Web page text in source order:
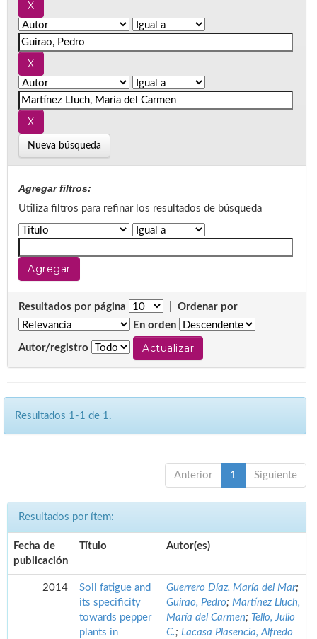
Nueva búsqueda
Agregar filtros:
Utiliza filtros para refinar los resultados de búsqueda
Resultados por página
Ordenar por
En orden
Autor/registro
Resultados 1-1 de 1.
Anterior 1 Siguiente
Resultados por ítem:
Fecha de
publicación
Título Autor(es)
2014
Soil fatigue and
its specificity
towards pepper
plants in
Guerrero Díaz, María del Mar;
Guirao, Pedro; Martínez Lluch,
María del Carmen; Tello, Julio
C.; Lacasa Plasencia, Alfredo